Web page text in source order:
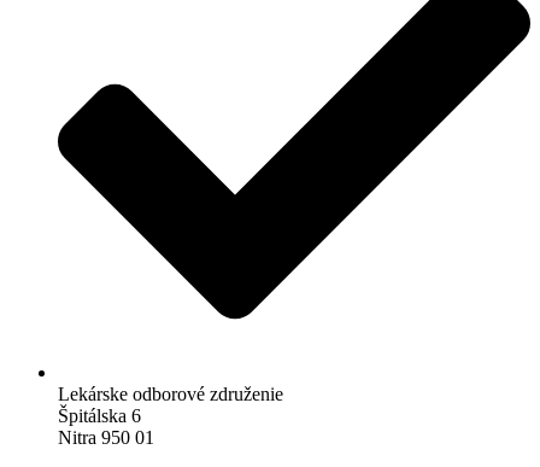
Lekárske odborové združenie
Špitálska 6
Nitra 950 01